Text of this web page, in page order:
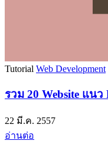
Tutorial Web Development
รวม 20 Website แน
22 มี.ค. 2557
อ่านต่อ